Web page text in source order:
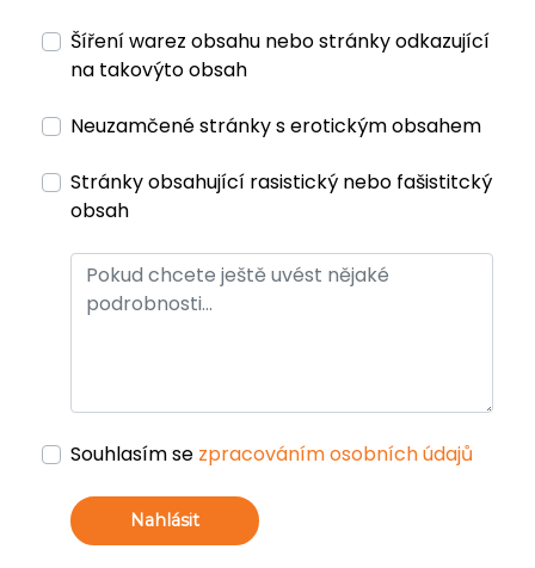
Šíření warez obsahu nebo stránky odkazující
na takovýto obsah
Neuzamčené stránky s erotickým obsahem
Stránky obsahující rasistický nebo fašistitcký
obsah
Souhlasím se zpracováním osobních údajů
Nahlásit